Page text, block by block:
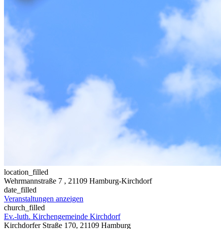
location_filled
Wehrmannstraße 7 , 21109 Hamburg-Kirchdorf
date_filled
Veranstaltungen anzeigen
church_filled
Ev.-luth. Kirchengemeinde Kirchdorf
Kirchdorfer Straße 170, 21109 Hamburg